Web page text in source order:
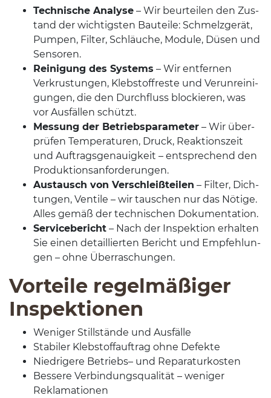
Tech­nis­che Analyse – Wir beurteilen den Zus­
tand der wichtig­sten Bauteile: Schmelzgerät,
Pumpen, Fil­ter, Schläuche, Mod­ule, Düsen und
Sensoren.
Reini­gung des Sys­tems – Wir ent­fer­nen
Verkrus­tun­gen, Kleb­stof­freste und Verun­reini­
gun­gen, die den Durch­fluss block­ieren, was
vor Aus­fällen schützt.
Mes­sung der Betrieb­spa­ra­me­ter – Wir über­
prüfen Tem­per­a­turen, Druck, Reak­tion­szeit
und Auf­trags­ge­nauigkeit – entsprechend den
Produktionsanforderungen.
Aus­tausch von Ver­schleißteilen – Fil­ter, Dich­
tun­gen, Ven­tile – wir tauschen nur das Nötige.
Alles gemäß der tech­nis­chen Dokumentation.
Ser­vice­bericht – Nach der Inspek­tion erhal­ten
Sie einen detail­lierten Bericht und Empfehlun­
gen – ohne Überraschungen.
Vorteile regelmäßiger
Inspektionen
Weniger Still­stände und Ausfälle
Sta­biler Kleb­stof­fauf­trag ohne Defekte
Niedrigere Betriebs– und Reparaturkosten
Bessere Verbindungsqual­ität – weniger
Reklamationen